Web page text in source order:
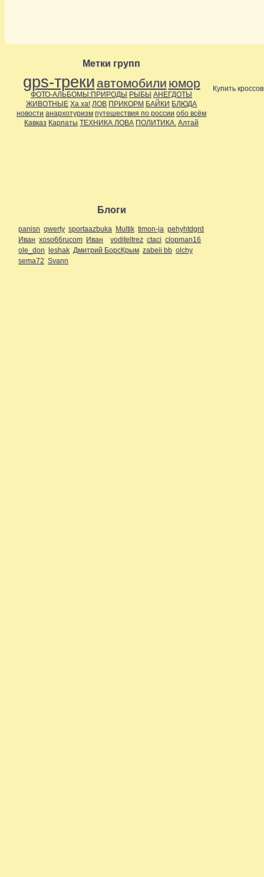
Метки групп
gps-треки автомобили юмор
ФОТО-АЛЬБОМЫ:ПРИРОДЫ РЫБЫ АНЕГДОТЫ
ЖИВОТНЫЕ Ха ха! ЛОВ ПРИКОРМ БАЙКИ БЛЮДА
новости анархотуризм путешествия по россии обо всём
Кавказ Карпаты ТЕХНИКА ЛОВА ПОЛИТИКА. Алтай
Купить
Блоги
panisn qwerty sportaazbuka Multik timon-ja pehyhtdgrd
Иван xoso66rucom Иван voditeltrez ctaci clopman16
ole_don leshak Дмитрий БорсКрым zabeii bb olchy
sema72 Svann